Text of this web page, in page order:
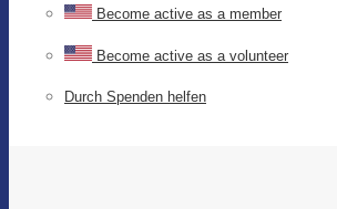
Become active as a member
Become active as a volunteer
Durch Spenden helfen